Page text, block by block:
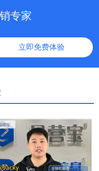
专家
立即免费体验